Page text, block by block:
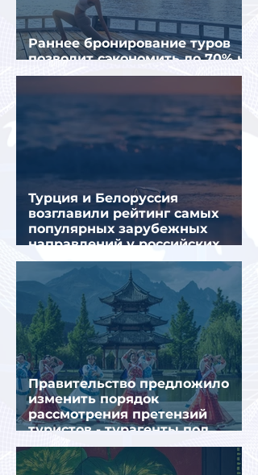
Раннее бронирование туров
позволит сэкономить до 70% на
летнем отдыхе — АТОР
Турция и Белоруссия
возглавили рейтинг самых
популярных зарубежных
направлений у российских
туристов летом
Правительство предложило
изменить порядок
рассмотрения претензий
туристов - турагенты под
ударом!